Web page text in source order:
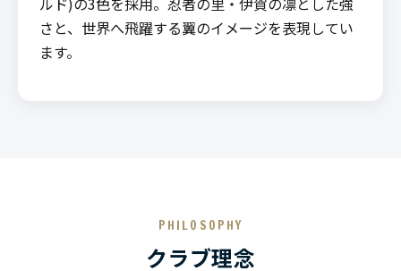
さと、世界へ飛躍する翼のイメージを表現してい
ます。
PHILOSOPHY
クラブ理念